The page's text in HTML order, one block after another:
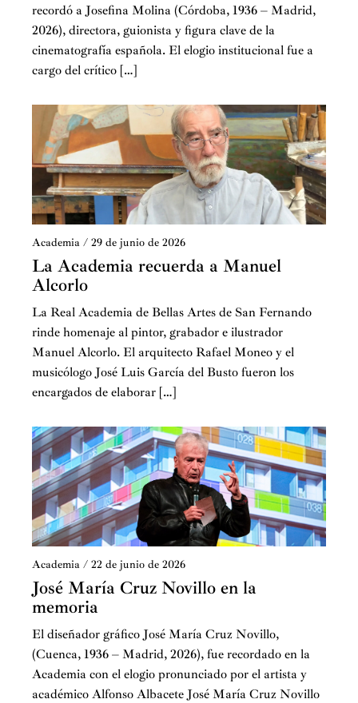
recordó a Josefina Molina (Córdoba, 1936 – Madrid,
2026), directora, guionista y figura clave de la
cinematografía española. El elogio institucional fue a
cargo del crítico […]
Academia / 29 de junio de 2026
La Academia recuerda a Manuel
Alcorlo
La Real Academia de Bellas Artes de San Fernando
rinde homenaje al pintor, grabador e ilustrador
Manuel Alcorlo. El arquitecto Rafael Moneo y el
musicólogo José Luis García del Busto fueron los
encargados de elaborar […]
Academia / 22 de junio de 2026
José María Cruz Novillo en la
memoria
El diseñador gráfico José María Cruz Novillo,
(Cuenca, 1936 – Madrid, 2026), fue recordado en la
Academia con el elogio pronunciado por el artista y
académico Alfonso Albacete José María Cruz Novillo